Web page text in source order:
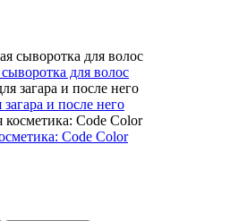
для волос
и после него
Code Color